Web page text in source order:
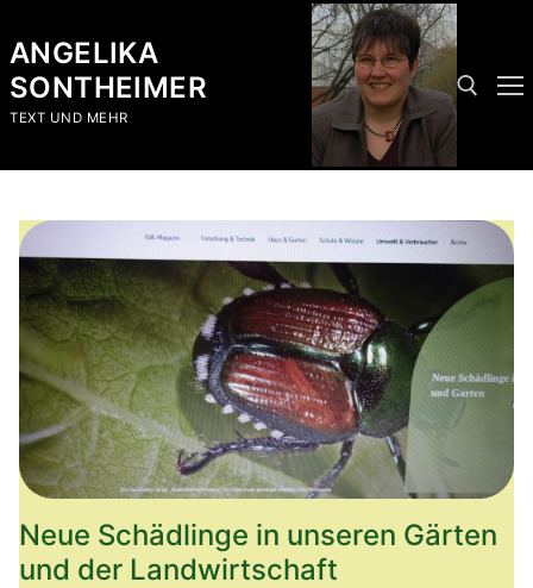
to
content
ANGELIKA
SONTHEIMER
TEXT UND MEHR
Neue Schädlinge in unseren Gärten
und der Landwirtschaft